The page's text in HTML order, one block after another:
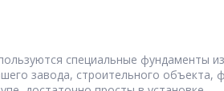
специальные фундаменты
завода, строительного объекта,